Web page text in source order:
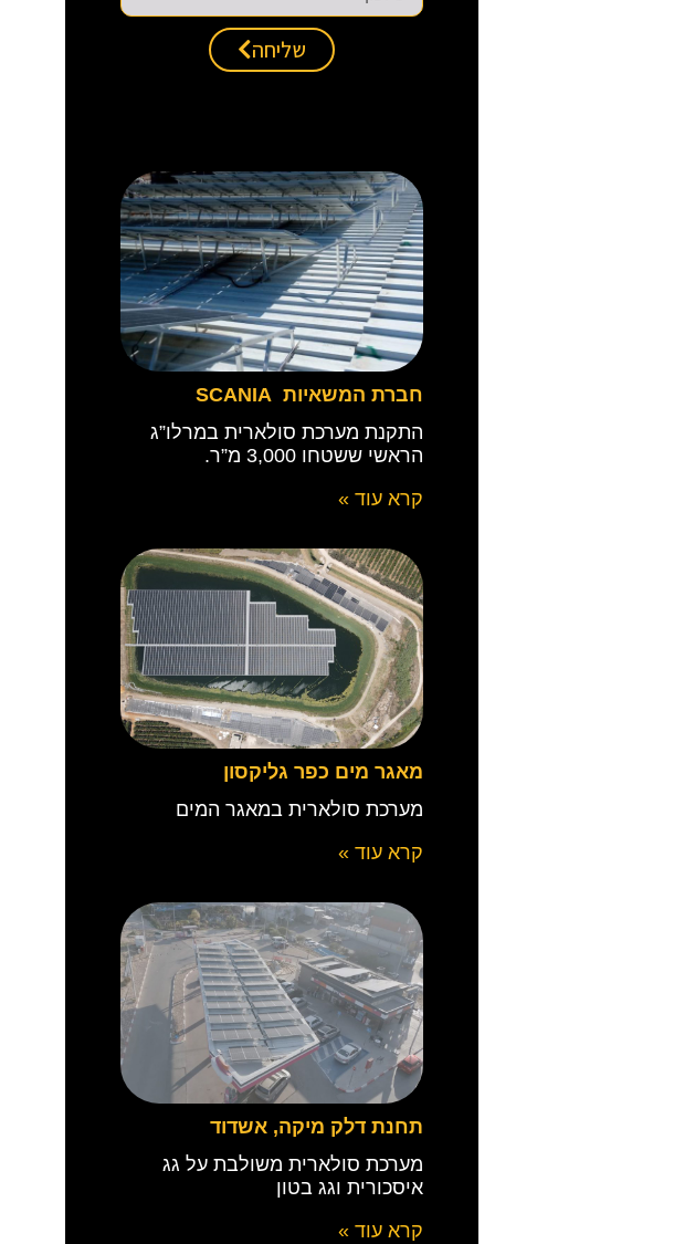
שליחה
חברת המשאיות SCANIA
התקנת מערכת סולארית במרלו”ג
הראשי ששטחו 3,000 מ”ר.
קרא עוד »
מאגר מים כפר גליקסון
מערכת סולארית במאגר המים
קרא עוד »
תחנת דלק מיקה, אשדוד
מערכת סולארית משולבת על גג
איסכורית וגג בטון
קרא עוד »